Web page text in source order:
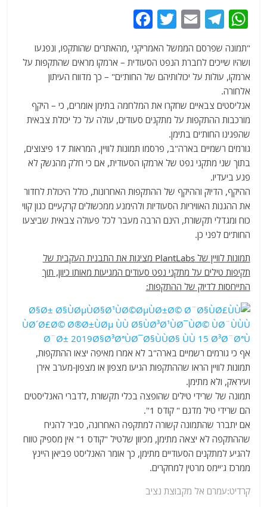
W
at
s
A
p
p
T
e
g
m
E
m
ai
l
T
itt
er
c
e
o
k
"תמונה שפרסם הממשל האמריקני ,מהאתרים שהותקפו, ונפגעו
ושהיו שייכים לחברת הנפט הסעודית – ארמקו מראים שהתקפות על
ארמקו, עולות על יכולותיהם של החות'ים" – כך מדווח העיתון
אלחורה.
אנליסטים צבאיים שחקרו את המלחמה בתימן אומרים, כי – היקף
מורכבות ההתקפות על מתקנים סעודים, עולה על כל יכולת צבאית
שהפגינו החות'ים בתימן.
גורמים רשמיים בארה"ב, פרסמו תמונות לוויין, המראות 17 פיצוצים,
בתוך שני מתקני נפט של ארמקו הסעודית, אם כי חלק מהנשק לא
פגע ביעדיו.
ההיקף, הדיוק וההיקף של ההתקפות האחרונות, כולל היכולת לחדור
את ההגנות האוויריות הסעודיות ולהימנע ממכשולים קרקעיים כגון קווי
כוח ומגדלי תקשורת, הינם הרבה מעבר לכל פעולה צבאית שביצעו
החות'ים לפני כן.
תמונות לוויין של PlantLabs מציגות את התבנית העקבית של
תקיפות טילים על מתקני נפט סעודים המגיעות מאותו כיוון, תוך
התייחסות לדיוק של ההתקפות:
אף כי גורמים רשמיים בארה"ב לא אמרו מאיפה יצאו ההתקפות,
תמונות לוויין הראו שההתקפות הגיעו מצפון או מצפון-מערב אירן
ועיראק, ולא מתימן.
תמונה של שרידי טילים שהופצה בכלי תקשורת ,לדברי האנליסטים
הם שרידי טיל מדגם " קודס 1".
אם יתברר שהתמונה קשורה למתקפה האחרונה, סביר להניח
שההתקפה לא יצאה מתימן, מכיוון שלטיל "קודס 1" אין מספיק טווח
להגיע למתקנים הסעודיים מתימן, כך אומר האנליסט פביאן היינץ
ממרכז ג'יימס מרטין למחקרים.
קרדיט:עמרם אל מקבוצת נציב